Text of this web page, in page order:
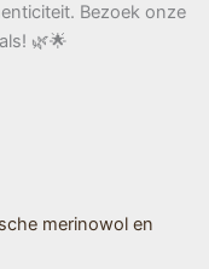
Bezoek onze
🌿🌟
merinowol en